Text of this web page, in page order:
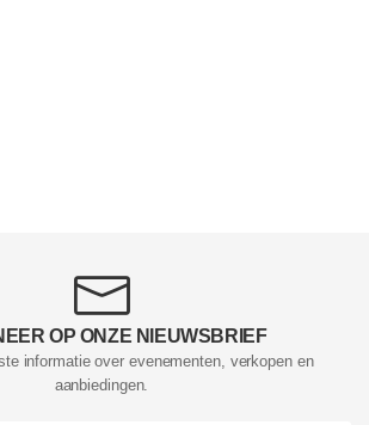
OP ONZE NIEUWSBRIEF
informatie over evenementen, verkopen en
aanbiedingen.